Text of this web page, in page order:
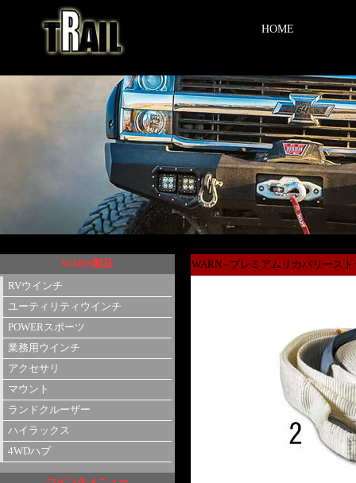
HOME
WARN - プレミアムリカバリース
WARN製品
RVウインチ
ユーティリティウインチ
POWERスポーツ
業務用ウインチ
アクセサリ
マウント
ランドクルーザー
ハイラックス
4WDハブ